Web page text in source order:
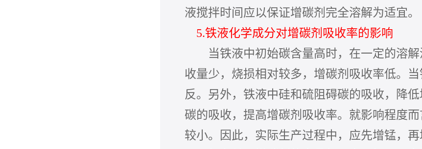
液搅拌时间应以保证增碳剂完全溶解为适宜。
5.铁液化学成分对增碳剂吸收率的影响
当铁液中初始碳含量高时，在一定的溶
收量少，烧损相对较多，增碳剂吸收率低。
反。另外，铁液中硅和硫阻碍碳的吸收，降
碳的吸收，提高增碳剂吸收率。就影响程度
较小。因此，实际生产过程中，应先增锰，再